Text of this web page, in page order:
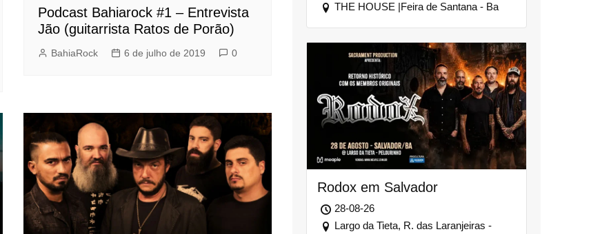
Podcast Bahiarock #1 – Entrevista
Jão (guitarrista Ratos de Porão)
BahiaRock 6 de julho de 2019 0
THE HOUSE |Feira de Santana - Ba
Rodox em Salvador
28-08-26
Largo da Tieta, R. das Laranjeiras -